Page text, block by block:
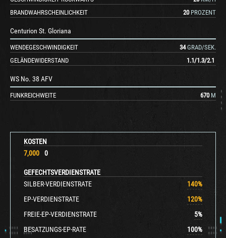
KOSTEN
7,000
0
GEFECHTSVERDIENSTRATE
SILBER-VERDIENSTRATE
140%
EP-VERDIENSTRATE
120%
FREIE-EP-VERDIENSTRATE
5%
BESATZUNGS-EP-RATE
100%
BRANDWAHRSCHEINLICHKEIT
20 PROZENT
Centurion St. Gloriana
WENDEGESCHWINDIGKEIT 34 GRAD/SEK.
GELÄNDEWIDERSTAND
1.1/1.3/2.1
WS No. 38 AFV
FUNKREICHWEITE 670 M